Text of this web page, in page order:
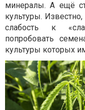
минералы. А ещё
культуры.
слабость к
попробовать
культуры которых